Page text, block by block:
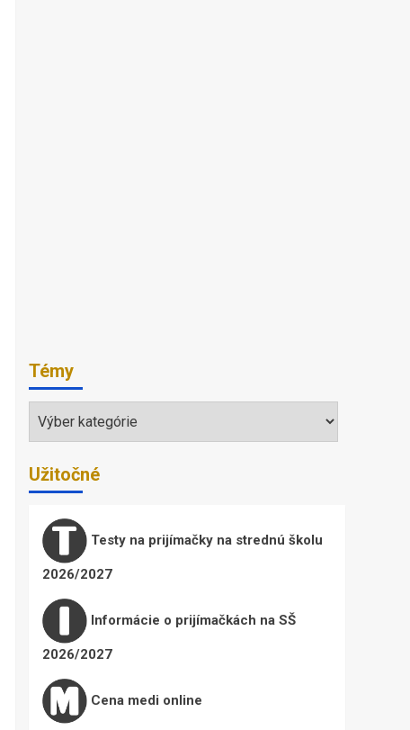
Témy
Témy
Užitočné
Testy na prijímačky na strednú školu
2026/2027
Informácie o prijímačkách na SŠ
2026/2027
Cena medi online